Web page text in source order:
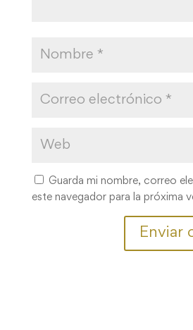
Guarda mi nombre, correo
este navegador para la próxima